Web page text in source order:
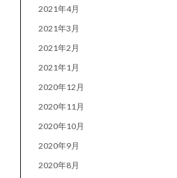
2021年4月
2021年3月
2021年2月
2021年1月
2020年12月
2020年11月
2020年10月
2020年9月
2020年8月